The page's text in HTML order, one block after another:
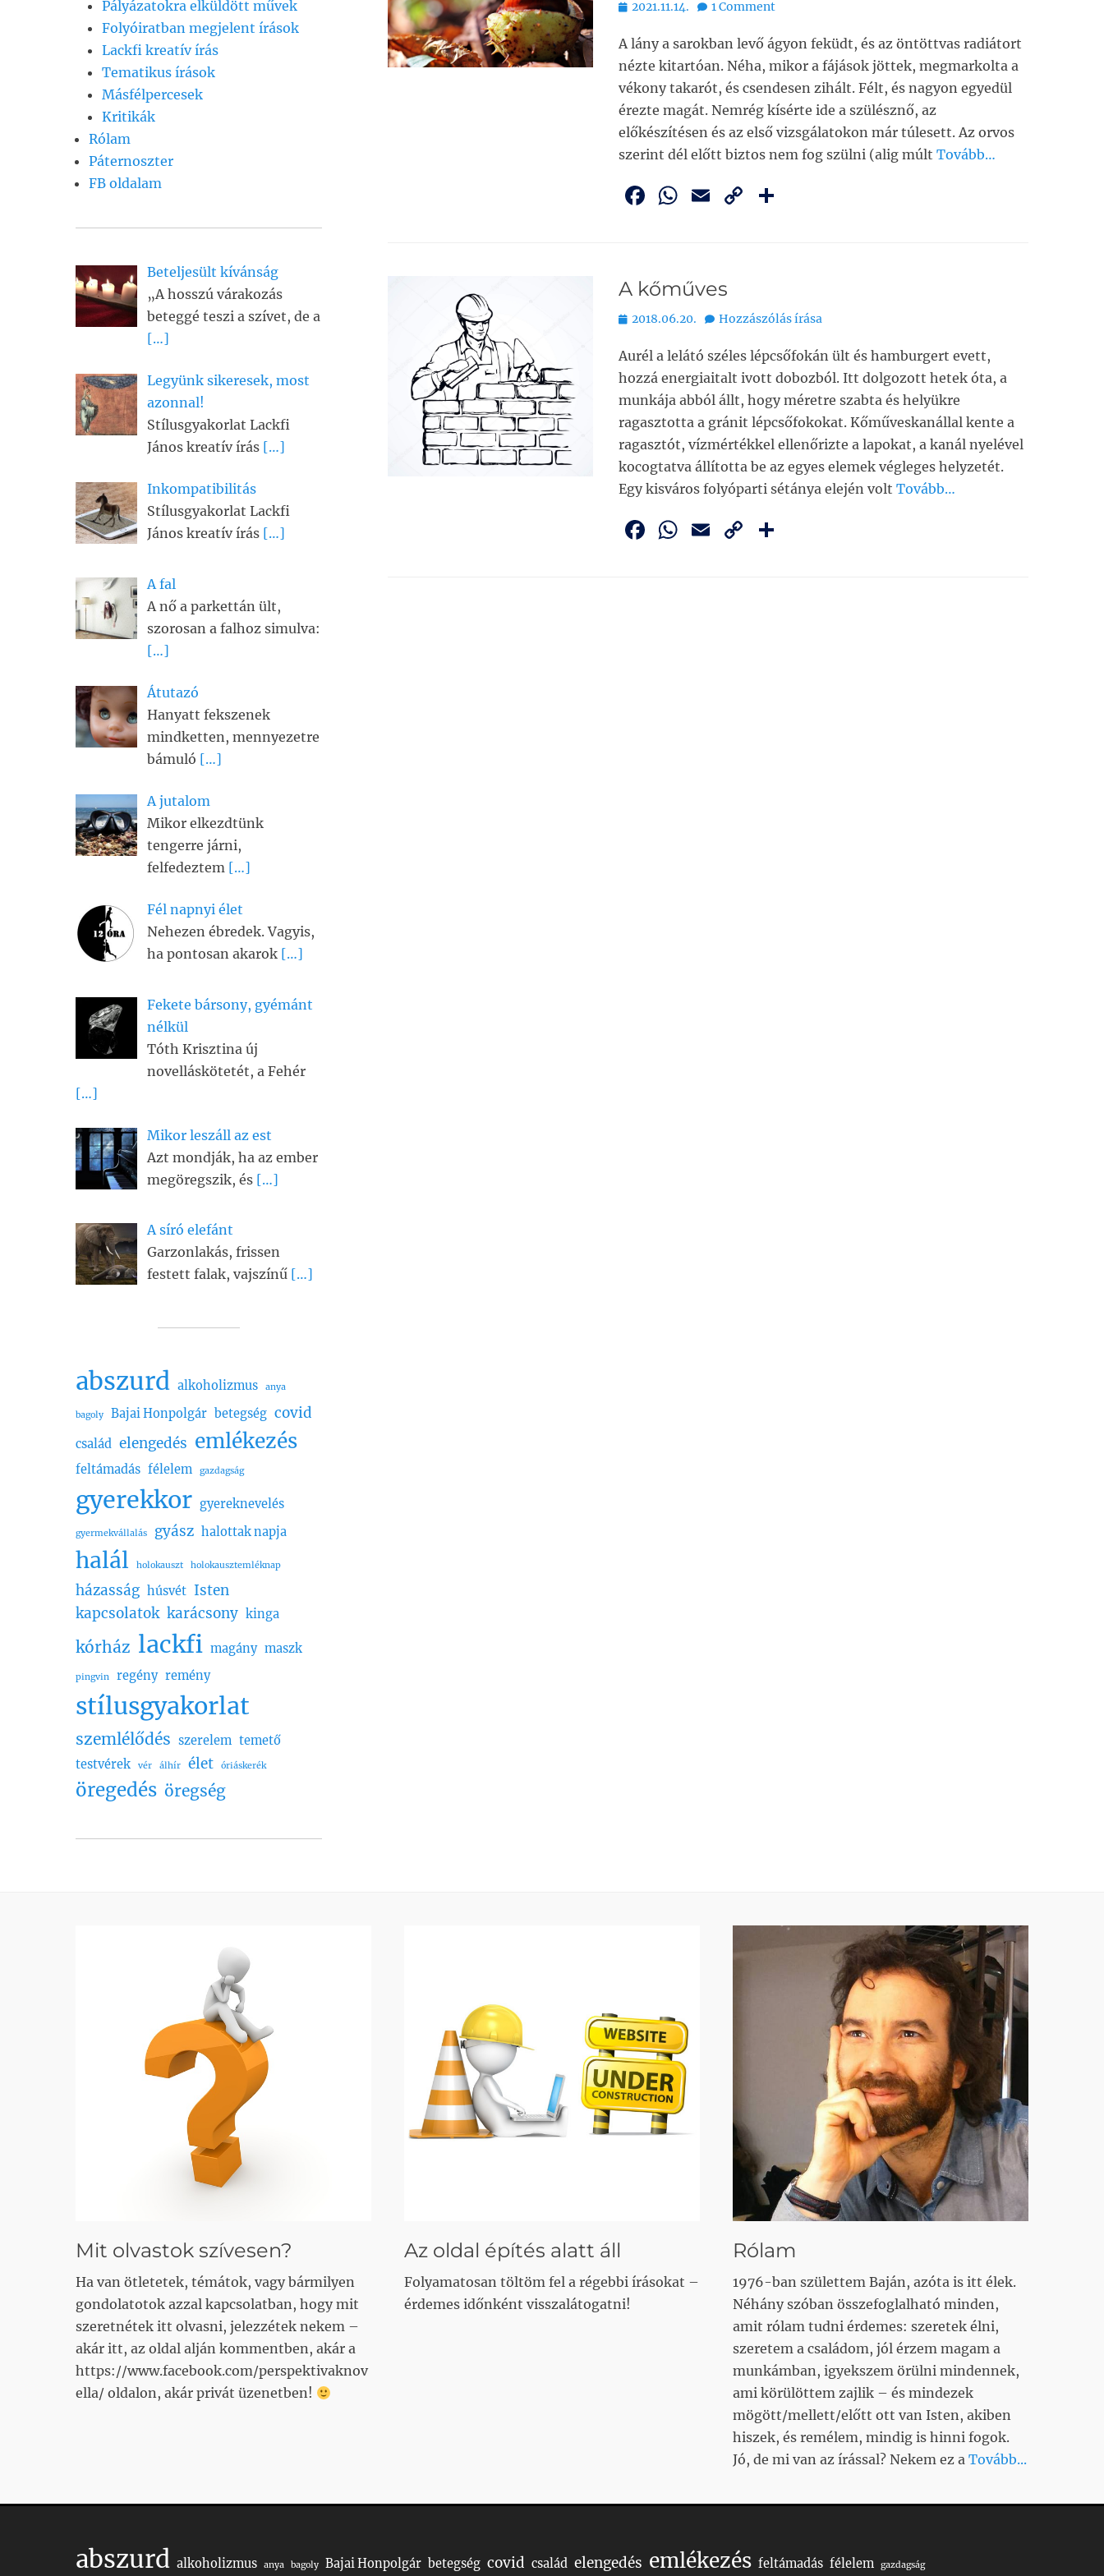
Bejegyezve
2021.11.14. 1 Comment
A lány a sarokban levő ágyon feküdt, és az öntöttvas radiátort
nézte kitartóan. Néha, mikor a fájások jöttek, megmarkolta a
vékony takarót, és csendesen zihált. Félt, és nagyon egyedül
érezte magát. Nemrég kísérte ide a szülésznő, az
előkészítésen és az első vizsgálatokon már túlesett. Az orvos
szerint dél előtt biztos nem fog szülni (alig múlt Tovább…
F
e
b
o
o
k
W
s
A
p
p
E
C
n
k
e
g
A kőműves
Bejegyezve
2018.06.20. Hozzászólás írása
Aurél a lelátó széles lépcsőfokán ült és hamburgert evett,
hozzá energiaitalt ivott dobozból. Itt dolgozott hetek óta, a
munkája abból állt, hogy méretre szabta és helyükre
ragasztotta a gránit lépcsőfokokat. Kőműveskanállal kente a
ragasztót, vízmértékkel ellenőrizte a lapokat, a kanál nyelével
kocogtatva állította be az egyes elemek végleges helyzetét.
Egy kisváros folyóparti sétánya elején volt Tovább…
F
W E
C
Pályázatokra elküldött művek
Folyóiratban megjelent írások
Lackfi kreatív írás
Tematikus írások
Másfélpercesek
Kritikák
Rólam
Páternoszter
FB oldalam
Beteljesült kívánság
„A hosszú várakozás
beteggé teszi a szívet, de a
[…]
Legyünk sikeresek, most
azonnal!
Stílusgyakorlat Lackfi
János kreatív írás […]
Inkompatibilitás
Stílusgyakorlat Lackfi
János kreatív írás […]
A fal
A nő a parkettán ült,
szorosan a falhoz simulva:
[…]
Átutazó
Hanyatt fekszenek
mindketten, mennyezetre
bámuló […]
A jutalom
Mikor elkezdtünk
tengerre járni,
felfedeztem […]
Fél napnyi élet
Nehezen ébredek. Vagyis,
ha pontosan akarok […]
Fekete bársony, gyémánt
nélkül
Tóth Krisztina új
novelláskötetét, a Fehér
[…]
Mikor leszáll az est
Azt mondják, ha az ember
megöregszik, és […]
A síró elefánt
Garzonlakás, frissen
festett falak, vajszínű […]
abszurd alkoholizmus anya
bagoly Bajai Honpolgár betegség covid
család elengedés emlékezés
feltámadás félelem gazdagság
gyerekkor gyereknevelés
gyermekvállalás gyász halottak napja
halál holokauszt holokausztemléknap
házasság húsvét Isten
kapcsolatok karácsony kinga
kórház lackfi magány maszk
pingvin regény remény
stílusgyakorlat
szemlélődés szerelem temető
testvérek
vér álhír élet óriáskerék
öregedés öregség
Mit olvastok szívesen?
Ha van ötletetek, témátok, vagy bármilyen
gondolatotok azzal kapcsolatban, hogy mit
szeretnétek itt olvasni, jelezzétek nekem –
akár itt, az oldal alján kommentben, akár a
https://www.facebook.com/perspektivaknov
ella/ oldalon, akár privát üzenetben!
Az oldal építés alatt áll
Folyamatosan töltöm fel a régebbi írásokat –
érdemes időnként visszalátogatni!
Rólam
1976-ban születtem Baján, azóta is itt élek.
Néhány szóban összefoglalható minden,
amit rólam tudni érdemes: szeretek élni,
szeretem a családom, jól érzem magam a
munkámban, igyekszem örülni mindennek,
ami körülöttem zajlik – és mindezek
mögött/mellett/előtt ott van Isten, akiben
hiszek, és remélem, mindig is hinni fogok.
Jó, de mi van az írással? Nekem ez a Tovább...
abszurd alkoholizmus anya bagoly Bajai Honpolgár betegség covid család elengedés emlékezés feltámadás félelem gazdagság